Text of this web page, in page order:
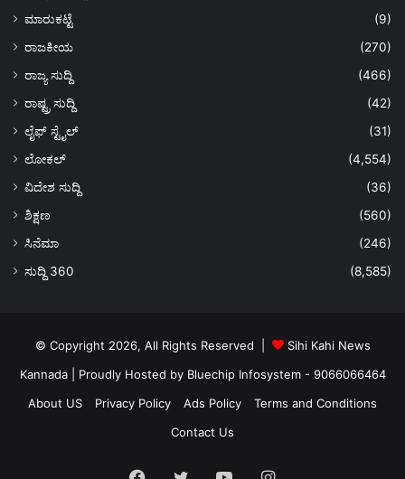
ಮಾರುಕಟ್ಟೆ
(9)
ರಾಜಕೀಯ
(270)
ರಾಜ್ಯ ಸುದ್ದಿ
(466)
ರಾಷ್ಟ್ರ ಸುದ್ದಿ
(42)
ಲೈಫ್ ಸ್ಟೈಲ್
(31)
ಲೋಕಲ್
(4,554)
ವಿದೇಶ ಸುದ್ದಿ
(36)
ಶಿಕ್ಷಣ
(560)
ಸಿನೆಮಾ
(246)
ಸುದ್ದಿ 360
(8,585)
© Copyright 2026, All Rights Reserved |
Sihi Kahi News
Kannada| Proudly Hosted by Bluechip Infosystem - 9066066464
About US
Privacy Policy Ads Policy
Terms and Conditions
Contact Us